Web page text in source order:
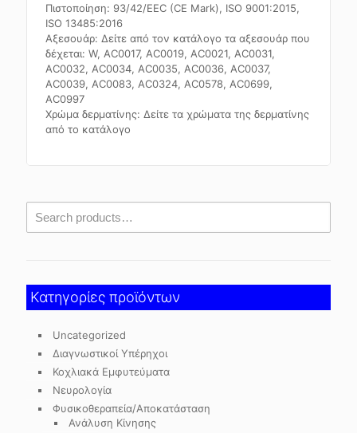
Πιστοποίηση: 93/42/EEC (CE Mark), ISO 9001:2015,
ISO 13485:2016
Αξεσουάρ: Δείτε από τον κατάλογο τα αξεσουάρ που
δέχεται: W, AC0017, AC0019, AC0021, AC0031,
AC0032, AC0034, AC0035, AC0036, AC0037,
AC0039, AC0083, AC0324, AC0578, AC0699,
AC0997
Χρώμα δερματίνης: Δείτε τα χρώματα της δερματίνης
από το κατάλογο
Κατηγορίες προϊόντων
Uncategorized
Διαγνωστικοί Υπέρηχοι
Κοχλιακά Εμφυτεύματα
Νευρολογία
Φυσικοθεραπεία/Αποκατάσταση
Ανάλυση Κίνησης